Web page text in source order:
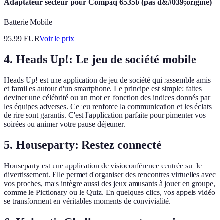
Adaptateur secteur pour Compaq 6535b (pas d&#039;origine)
Batterie Mobile
95.99 EURVoir le prix
4. Heads Up!: Le jeu de société mobile
Heads Up! est une application de jeu de société qui rassemble amis
et familles autour d'un smartphone. Le principe est simple: faites
deviner une célébrité ou un mot en fonction des indices donnés par
les équipes adverses. Ce jeu renforce la communication et les éclats
de rire sont garantis. C'est l'application parfaite pour pimenter vos
soirées ou animer votre pause déjeuner.
5. Houseparty: Restez connecté
Houseparty est une application de visioconférence centrée sur le
divertissement. Elle permet d'organiser des rencontres virtuelles avec
vos proches, mais intègre aussi des jeux amusants à jouer en groupe,
comme le Pictionary ou le Quiz. En quelques clics, vos appels vidéo
se transforment en véritables moments de convivialité.